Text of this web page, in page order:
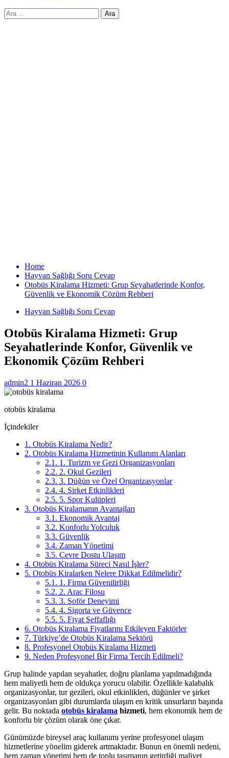
Arama:
Home
Hayvan Sağlığı Soru Cevap
Otobüs Kiralama Hizmeti: Grup Seyahatlerinde Konfor,
Güvenlik ve Ekonomik Çözüm Rehberi
Hayvan Sağlığı Soru Cevap
Otobüs Kiralama Hizmeti: Grup
Seyahatlerinde Konfor, Güvenlik ve
Ekonomik Çözüm Rehberi
admin2 1 Haziran 2026 0
otobüs kiralama
İçindekiler
1. Otobüs Kiralama Nedir?
2. Otobüs Kiralama Hizmetinin Kullanım Alanları
2.1. 1. Turizm ve Gezi Organizasyonları
2.2. 2. Okul Gezileri
2.3. 3. Düğün ve Özel Organizasyonlar
2.4. 4. Şirket Etkinlikleri
2.5. 5. Spor Kulüpleri
3. Otobüs Kiralamanın Avantajları
3.1. Ekonomik Avantaj
3.2. Konforlu Yolculuk
3.3. Güvenlik
3.4. Zaman Yönetimi
3.5. Çevre Dostu Ulaşım
4. Otobüs Kiralama Süreci Nasıl İşler?
5. Otobüs Kiralarken Nelere Dikkat Edilmelidir?
5.1. 1. Firma Güvenilirliği
5.2. 2. Araç Filosu
5.3. 3. Şoför Deneyimi
5.4. 4. Sigorta ve Güvence
5.5. 5. Fiyat Şeffaflığı
6. Otobüs Kiralama Fiyatlarını Etkileyen Faktörler
7. Türkiye’de Otobüs Kiralama Sektörü
8. Profesyonel Otobüs Kiralama Hizmeti
9. Neden Profesyonel Bir Firma Tercih Edilmeli?
Grup halinde yapılan seyahatler, doğru planlama yapılmadığında
hem maliyetli hem de oldukça yorucu olabilir. Özellikle kalabalık
organizasyonlar, tur gezileri, okul etkinlikleri, düğünler ve şirket
organizasyonları gibi durumlarda ulaşım en kritik unsurların başında
gelir. Bu noktada otobüs kiralama hizmeti, hem ekonomik hem de
konforlu bir çözüm olarak öne çıkar.
Günümüzde bireysel araç kullanımı yerine profesyonel ulaşım
hizmetlerine yönelim giderek artmaktadır. Bunun en önemli nedeni,
hem zaman yönetimi hem de toplu taşımanın getirdiği maliyet